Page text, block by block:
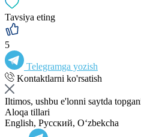
Tavsiya eting
5
Telegramga yozish
Kontaktlarni ko'rsatish
Iltimos, ushbu e'lonni saytda
Aloqa tillari
English, Русский, Oʻzbekcha